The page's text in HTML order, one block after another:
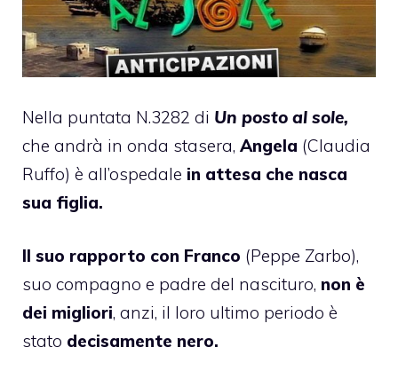
Nella puntata N.3282 di Un posto al sole,
che andrà in onda stasera, Angela (Claudia
Ruffo) è all’ospedale in attesa che nasca
sua figlia.
Il suo rapporto con Franco (Peppe Zarbo),
suo compagno e padre del nascituro, non è
dei migliori, anzi, il loro ultimo periodo è
stato decisamente nero.